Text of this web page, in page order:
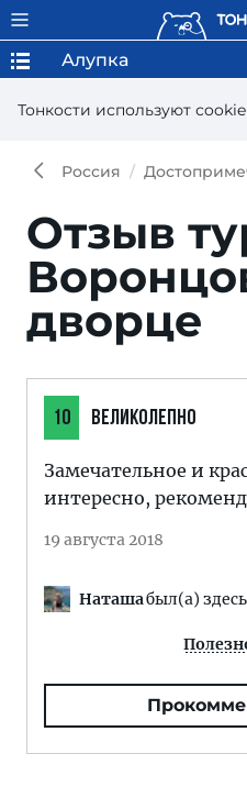
Тонкости используют
Алупка
Россия
Отзыв
дворце
10 ВЕЛИКОЛЕПНО
Замечательное и
интересно,
19 августа 2018
Наташабыл(а) здесь